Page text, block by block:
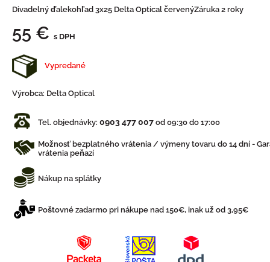
Divadelný ďalekohľad 3x25 Delta Optical červenýZáruka 2 roky
55 € s DPH
Vypredané
Výrobca: Delta Optical
Tel. objednávky: 0903 477 007 od 09:30 do 17:00
Možnosť bezplatného vrátenia / výmeny tovaru do 14 dní -
vrátenia peňazí
Nákup na splátky
Poštovné zadarmo pri nákupe nad 150€, inak už od 3,95€